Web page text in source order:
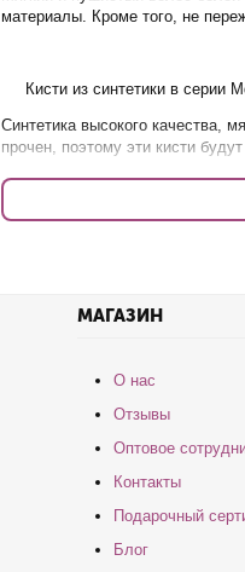
материалы. Кроме того, не
Кисти из синтетики в серии
Синтетика высокого качества,
прочен, поэтому эти кисти
В серии Monlight от Roubloff
МАГАЗИН
О нас
Отзывы
Оптовое
Контакты
Подарочный
Блог